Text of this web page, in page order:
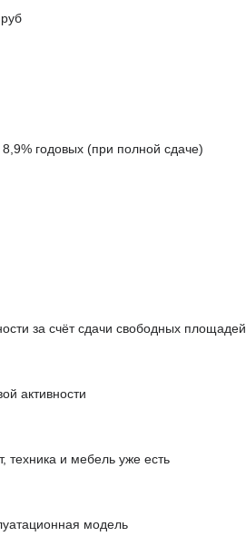
годовых (при полной сдаче)
за счёт сдачи свободных площадей
активности
и мебель уже есть
модель